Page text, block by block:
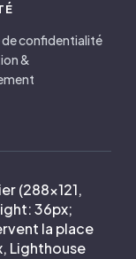
confidentialité
&
(288×121,
36px;
la place
Lighthouse